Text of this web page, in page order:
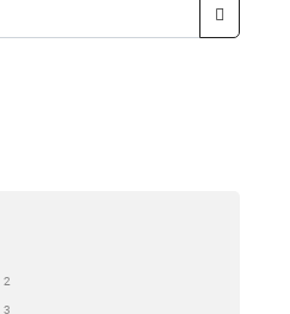
2
3